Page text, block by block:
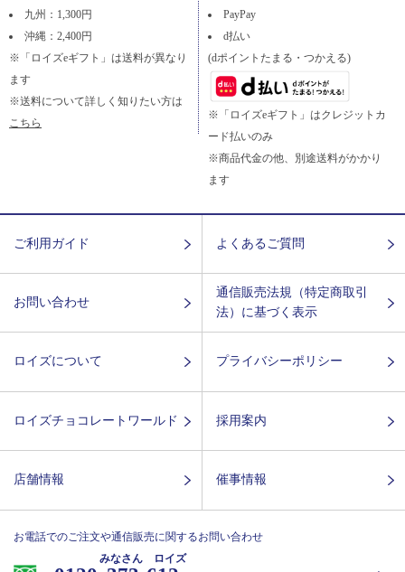
九州：1,300円
沖縄：2,400円
※「ロイズeギフト」は送料が異なり
ます
※送料について詳しく知りたい方は
こちら
PayPay
d払い
(dポイントたまる・つかえる)
※「ロイズeギフト」はクレジットカ
ード払いのみ
※商品代金の他、別途送料がかかり
ます
ご利用ガイド よくあるご質問
お問い合わせ
通信販売法規（特定商取引
法）に基づく表示
ロイズについて プライバシーポリシー
ロイズチョコレートワールド 採用案内
店舗情報 催事情報
お電話でのご注文や通信販売に関するお問い合わせ
みなさん ロイズ